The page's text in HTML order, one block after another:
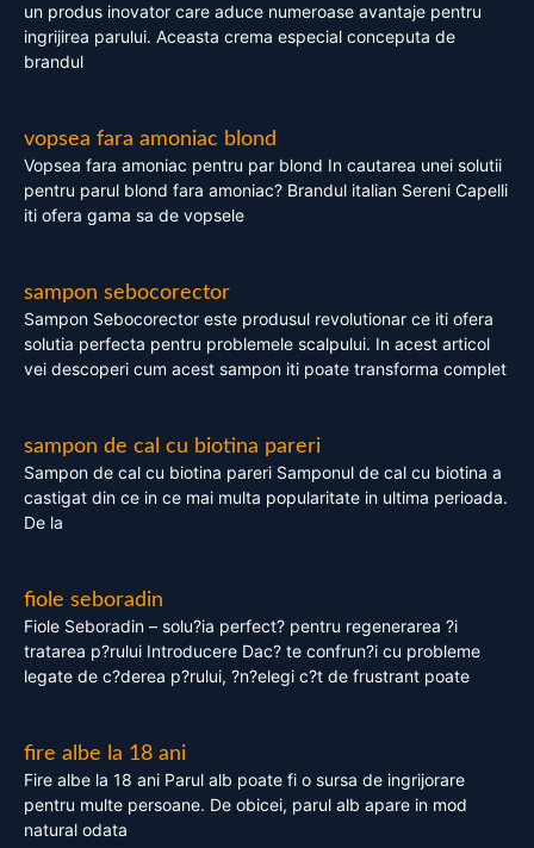
un produs inovator care aduce numeroase avantaje pentru
ingrijirea parului. Aceasta crema especial conceputa de
brandul
vopsea fara amoniac blond
Vopsea fara amoniac pentru par blond In cautarea unei solutii
pentru parul blond fara amoniac? Brandul italian Sereni Capelli
iti ofera gama sa de vopsele
sampon sebocorector
Sampon Sebocorector este produsul revolutionar ce iti ofera
solutia perfecta pentru problemele scalpului. In acest articol
vei descoperi cum acest sampon iti poate transforma complet
sampon de cal cu biotina pareri
Sampon de cal cu biotina pareri Samponul de cal cu biotina a
castigat din ce in ce mai multa popularitate in ultima perioada.
De la
fiole seboradin
Fiole Seboradin – solu?ia perfect? pentru regenerarea ?i
tratarea p?rului Introducere Dac? te confrun?i cu probleme
legate de c?derea p?rului, ?n?elegi c?t de frustrant poate
fire albe la 18 ani
Fire albe la 18 ani Parul alb poate fi o sursa de ingrijorare
pentru multe persoane. De obicei, parul alb apare in mod
natural odata